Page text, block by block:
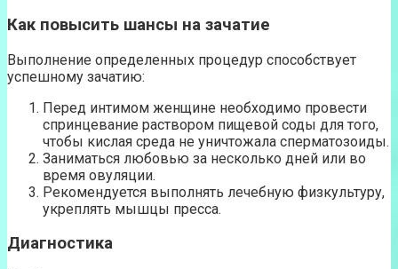
Как повысить шансы на зачатие
Выполнение определенных процедур способствует
успешному зачатию:
Перед интимом женщине необходимо провести
спринцевание раствором пищевой соды для того,
чтобы кислая среда не уничтожала сперматозоиды.
Заниматься любовью за несколько дней или во
время овуляции.
Рекомендуется выполнять лечебную физкультуру,
укреплять мышцы пресса.
Диагностика